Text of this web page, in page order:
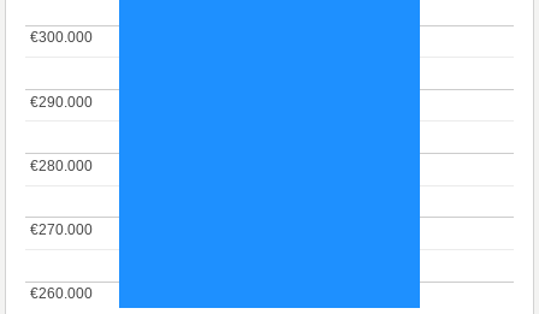
€260.000
€260.000
€270.000
€270.000
€280.000
€280.000
€290.000
€290.000
€300.000
€300.000